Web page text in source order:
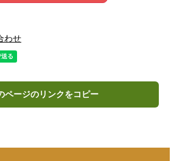
わせ
ページのリンクをコピー